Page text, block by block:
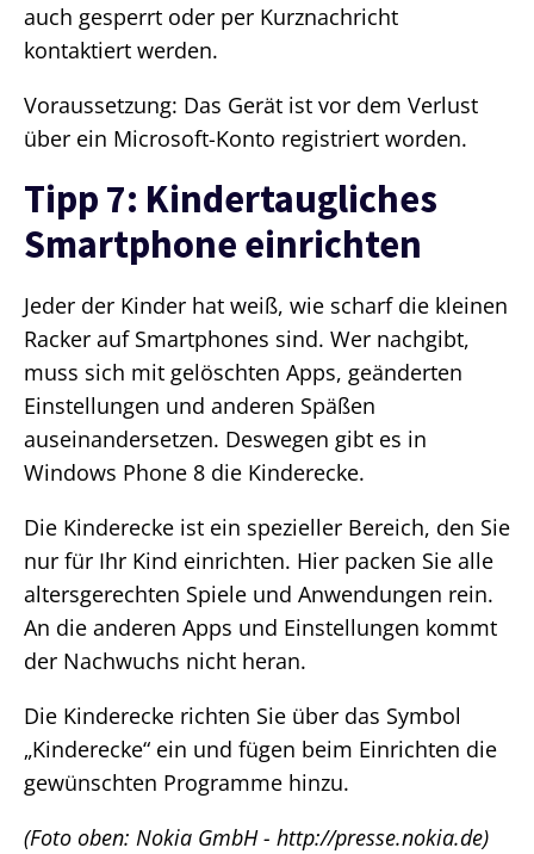
auch gesperrt oder per Kurznachricht
kontaktiert werden.
Voraussetzung: Das Gerät ist vor dem Verlust
über ein Microsoft-Konto registriert worden.
Tipp 7: Kindertaugliches
Smartphone einrichten
Jeder der Kinder hat weiß, wie scharf die kleinen
Racker auf Smartphones sind. Wer nachgibt,
muss sich mit gelöschten Apps, geänderten
Einstellungen und anderen Späßen
auseinandersetzen. Deswegen gibt es in
Windows Phone 8 die Kinderecke.
Die Kinderecke ist ein spezieller Bereich, den Sie
nur für Ihr Kind einrichten. Hier packen Sie alle
altersgerechten Spiele und Anwendungen rein.
An die anderen Apps und Einstellungen kommt
der Nachwuchs nicht heran.
Die Kinderecke richten Sie über das Symbol
„Kinderecke“ ein und fügen beim Einrichten die
gewünschten Programme hinzu.
(Foto oben: Nokia GmbH - http://presse.nokia.de)